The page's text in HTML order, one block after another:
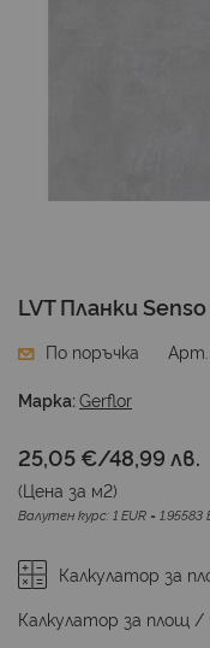
Преминете
началото
галерия
снимки
LVT Планки
По поръчка
Марка:Gerflor
25,05 €/48,99 лв.
(Цена за м2)
Валутен курс: 1 EUR = 1.95583
Калкулатор за
Калкулатор за площ /